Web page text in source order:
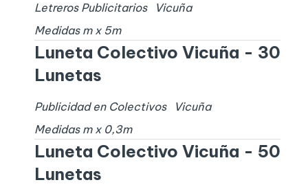
Letreros Publicitarios
Vicuña
Medidas m x 5m
Luneta Colectivo Vicuña - 30
Lunetas
Publicidad en Colectivos
Vicuña
Medidas m x 0,3m
Luneta Colectivo Vicuña - 50
Lunetas